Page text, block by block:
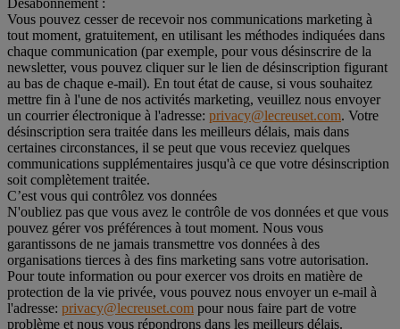
Vous pouvez cesser de recevoir nos communications marketing à
tout moment, gratuitement, en utilisant les méthodes indiquées dans
chaque communication (par exemple, pour vous désinscrire de la
newsletter, vous pouvez cliquer sur le lien de désinscription figurant
au bas de chaque e-mail). En tout état de cause, si vous souhaitez
mettre fin à l'une de nos activités marketing, veuillez nous envoyer
un courrier électronique à l'adresse: privacy@lecreuset.com. Votre
désinscription sera traitée dans les meilleurs délais, mais dans
certaines circonstances, il se peut que vous receviez quelques
communications supplémentaires jusqu'à ce que votre désinscription
soit complètement traitée.
C’est vous qui contrôlez vos données
N'oubliez pas que vous avez le contrôle de vos données et que vous
pouvez gérer vos préférences à tout moment. Nous vous
garantissons de ne jamais transmettre vos données à des
organisations tierces à des fins marketing sans votre autorisation.
Pour toute information ou pour exercer vos droits en matière de
protection de la vie privée, vous pouvez nous envoyer un e-mail à
l'adresse: privacy@lecreuset.com pour nous faire part de votre
problème et nous vous répondrons dans les meilleurs délais.